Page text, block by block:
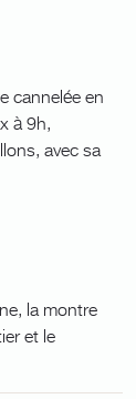
cannelée en
à 9h,
avec sa
la montre
et le